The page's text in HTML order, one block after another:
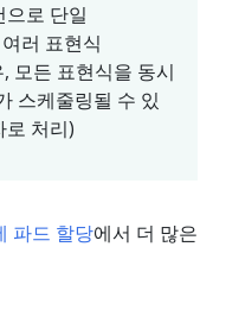
으로 단일
러 표현식
모든 표현식을 동시
스케줄링될 수 있
로 처리)
파드 할당에서 더 많은